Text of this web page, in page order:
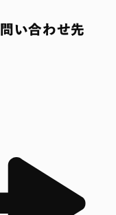
い合わせ先